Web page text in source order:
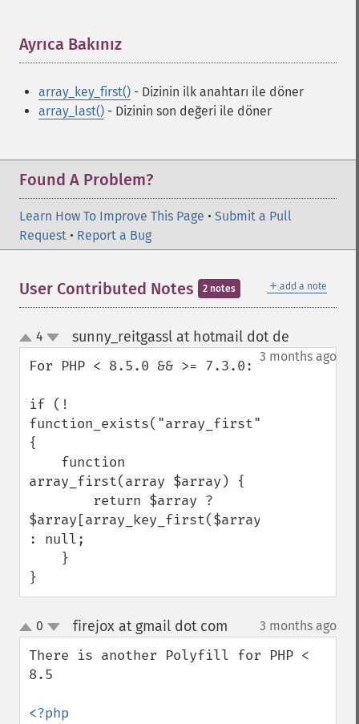
Ayrıca Bakınız
array_key_first() - Dizinin ilk anahtarı ile döner
array_last() - Dizinin son değeri ile döner
Found A Problem?
Learn How To Improve This Page • Submit a Pull
Request • Report a Bug
＋ add a note
User Contributed Notes 2 notes
up
down
4 sunny_reitgassl at hotmail dot de
3 months ago
For PHP < 8.5.0 && >= 7.3.0:
if (!
function_exists("array_first"))
{
array_first(array $array) {
$array[array_key_first($array)]
: null;
}
up
down
0 firejox at gmail dot com 3 months ago
There is another Polyfill for PHP <
8.5